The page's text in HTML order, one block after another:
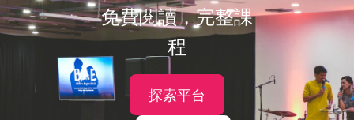
免費閱讀，完整課
程
探索平台